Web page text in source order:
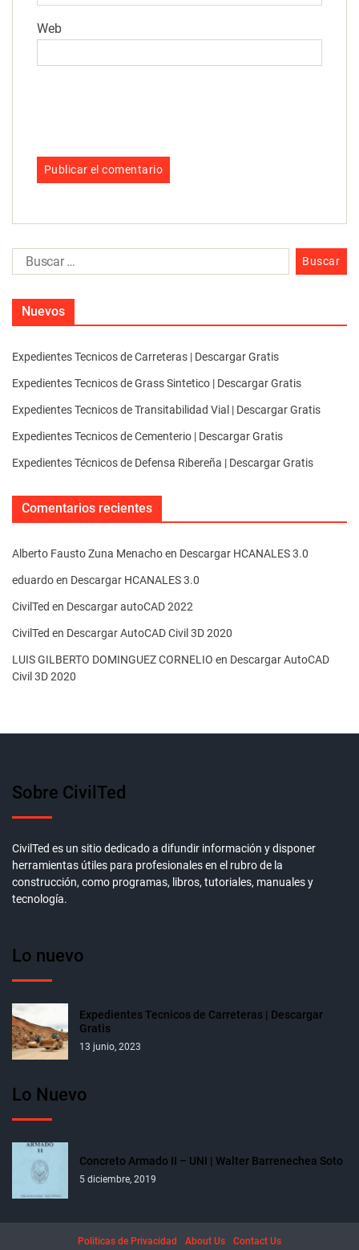
Web
Nuevos
Expedientes Tecnicos de Carreteras | Descargar Gratis
Expedientes Tecnicos de Grass Sintetico | Descargar Gratis
Expedientes Tecnicos de Transitabilidad Vial | Descargar Gratis
Expedientes Tecnicos de Cementerio | Descargar Gratis
Expedientes Técnicos de Defensa Ribereña | Descargar Gratis
Comentarios recientes
Alberto Fausto Zuna Menachoen Descargar HCANALES 3.0
eduardoen Descargar HCANALES 3.0
CivilTed en Descargar autoCAD 2022
CivilTed en Descargar AutoCAD Civil 3D 2020
LUIS GILBERTO DOMINGUEZ CORNELIO en Descargar AutoCAD
Civil 3D 2020
Sobre CivilTed
CivilTed es un sitio dedicado a difundir información y disponer
herramientas útiles para profesionales en el rubro de la
construcción, como programas, libros, tutoriales, manuales y
tecnología.
Lo nuevo
Expedientes Tecnicos de Carreteras | Descargar
Gratis
13 junio, 2023
Lo Nuevo
Concreto Armado II – UNI | Walter Barrenechea Soto
5 diciembre, 2019
Politicas de Privacidad About Us Contact Us